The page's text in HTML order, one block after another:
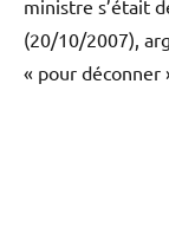
ministre s’était
(20/10/2007),
« pour déconner